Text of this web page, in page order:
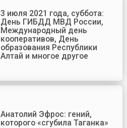
3 июля 2021 года, суббота:
День ГИБДД МВД России,
Международный день
кооперативов, День
образования Республики
Алтай и многое другое
Анатолий Эфрос: гений,
которого «сгубила Таганка»